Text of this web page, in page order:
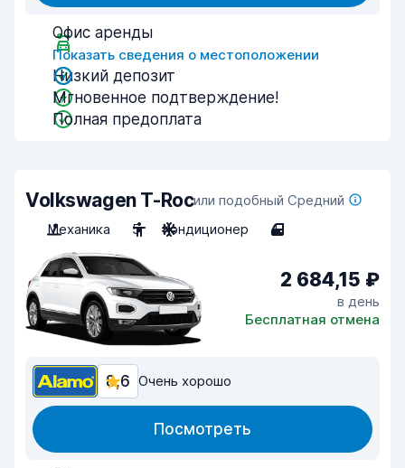
Офис аренды
Показать сведения о местоположении
Низкий депозит
Мгновенное подтверждение!
Полная предоплата
Volkswagen T-Rocили подобный Средний
Механика
5 Кондиционер 4
2 684,15 ₽
в день
Бесплатная отмена
8,6 Очень хорошо
Посмотреть